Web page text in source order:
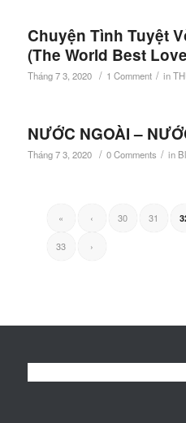
Chuyện Tình Tuyệt
(The World Best
Tháng 7 3, 2020 / 1 Comment / in
NƯỚC NGOÀI –
Tháng 7 3, 2020 / 0 Comments / in
« ‹ 30 31
33 ›